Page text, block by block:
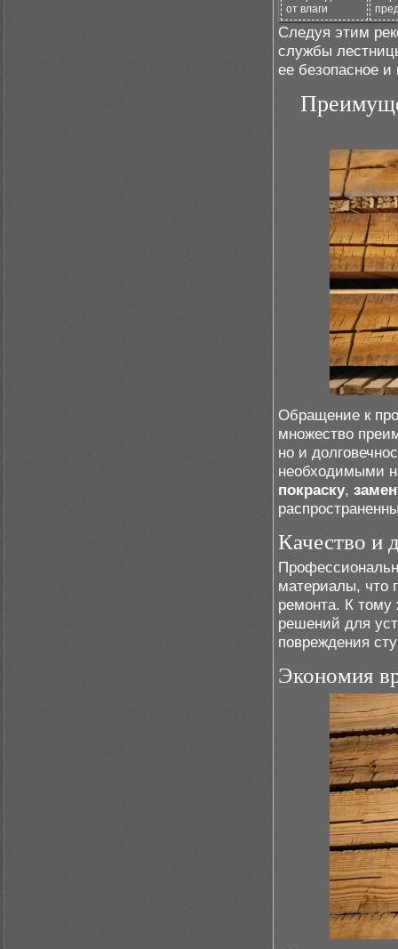
от влаги
Следуя этим
службы
ее безопасное
Обращение к
множество
но и
необходимыми
покраску,
Качество и
материалы, что
ремонта. К
решений для
повреждения
Экономия